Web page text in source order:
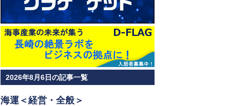
2026年8月6日の記事一覧
海運＜経営・全般＞